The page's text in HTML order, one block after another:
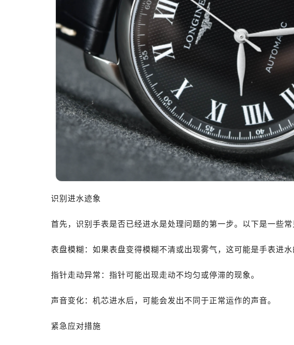
识别进水迹象
首先，识别手表是否已经进水是处理问题的第一步。以下是一些常
表盘模糊：如果表盘变得模糊不清或出现雾气，这可能是手表进水
指针走动异常：指针可能出现走动不均匀或停滞的现象。
声音变化：机芯进水后，可能会发出不同于正常运作的声音。
紧急应对措施